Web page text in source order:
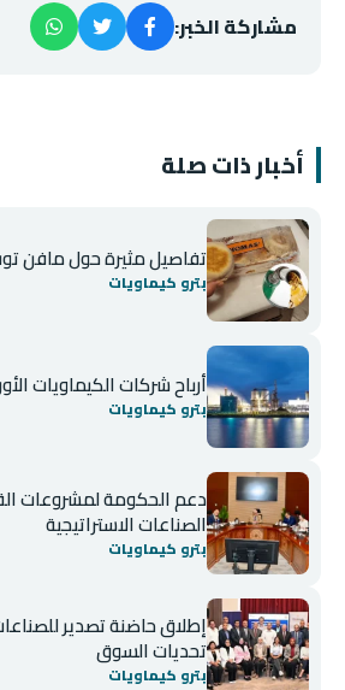
مشاركة الخبر:
أخبار ذات صلة
تفاصيل مثيرة حول مافن
بترو كيماويات
أرباح شركات الكيماويات
بترو كيماويات
دعم الحكومة لمشروعات
الصناعات الاستراتيجية
بترو كيماويات
إطلاق حاضنة تصدير
تحديات السوق
بترو كيماويات